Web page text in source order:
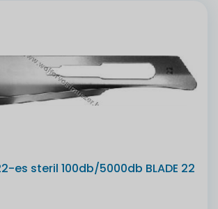
es steril 100db/5000db BLADE 22